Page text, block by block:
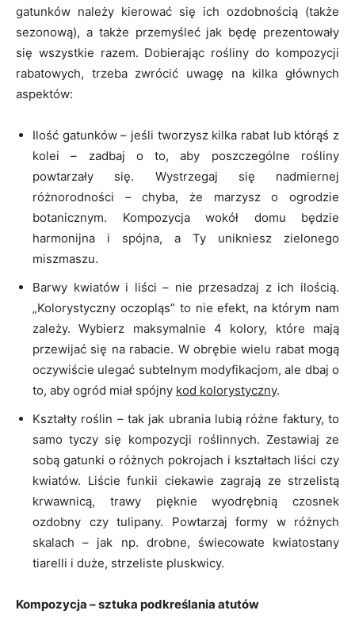
gatunków należy kierować się ich ozdobnością (także
sezonową), a także przemyśleć jak będę prezentowały
się wszystkie razem. Dobierając rośliny do kompozycji
rabatowych, trzeba zwrócić uwagę na kilka głównych
aspektów:
Ilość gatunków – jeśli tworzysz kilka rabat lub którąś z
kolei – zadbaj o to, aby poszczególne rośliny
powtarzały się. Wystrzegaj się nadmiernej
różnorodności – chyba, że marzysz o ogrodzie
botanicznym. Kompozycja wokół domu będzie
harmonijna i spójna, a Ty unikniesz zielonego
miszmaszu.
Barwy kwiatów i liści – nie przesadzaj z ich ilością.
„Kolorystyczny oczopląs” to nie efekt, na którym nam
zależy. Wybierz maksymalnie 4 kolory, które mają
przewijać się na rabacie. W obrębie wielu rabat mogą
oczywiście ulegać subtelnym modyfikacjom, ale dbaj o
to, aby ogród miał spójny kod kolorystyczny.
Kształty roślin – tak jak ubrania lubią różne faktury, to
samo tyczy się kompozycji roślinnych. Zestawiaj ze
sobą gatunki o różnych pokrojach i kształtach liści czy
kwiatów. Liście funkii ciekawie zagrają ze strzelistą
krwawnicą, trawy pięknie wyodrębnią czosnek
ozdobny czy tulipany. Powtarzaj formy w różnych
skalach – jak np. drobne, świecowate kwiatostany
tiarelli i duże, strzeliste pluskwicy.
Kompozycja – sztuka podkreślania atutów